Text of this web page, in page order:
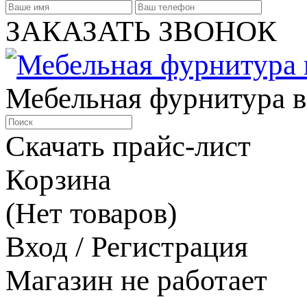
ЗАКАЗАТЬ ЗВОНОК
Мебельная фурнитура
Скачать прайс-лист
Корзина
(Нет товаров)
Вход / Регистрация
Магазин не работает